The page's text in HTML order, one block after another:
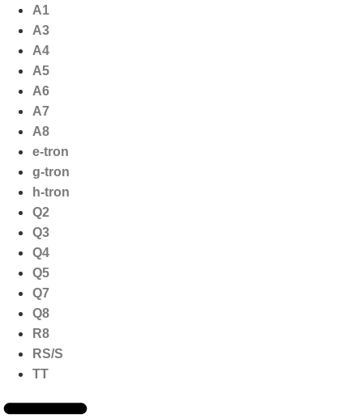
naar
inhoud
A1
A3
A4
A5
A6
A7
A8
e-tron
g-tron
h-tron
Q2
Q3
Q4
Q5
Q7
Q8
R8
RS/S
TT